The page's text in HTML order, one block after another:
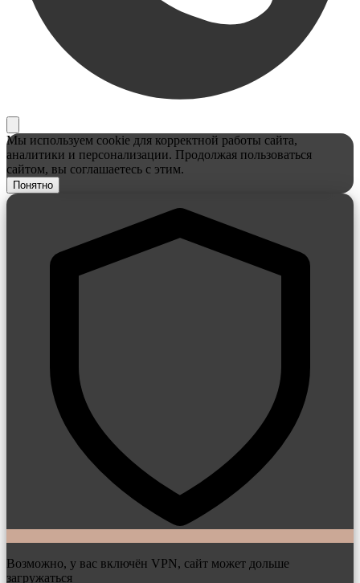
Мы используем cookie для корректной работы сайта,
аналитики и персонализации. Продолжая пользоваться
сайтом, вы соглашаетесь с этим.
Понятно
Возможно, у вас включён VPN, сайт может дольше
загружаться